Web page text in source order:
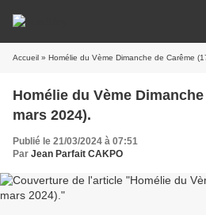
Accueil » Homélie du Vème Dimanche de Carême
Homélie du Vème
mars 2024).
Publié le 21/03/2024 à 07:51
Par Jean Parfait CAKPO